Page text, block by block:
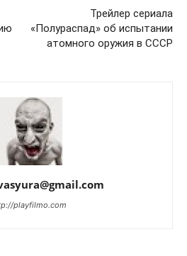
Трейлер сериала
«Полураспад» об испытании
атомного оружия в СССР
playfilmo.com